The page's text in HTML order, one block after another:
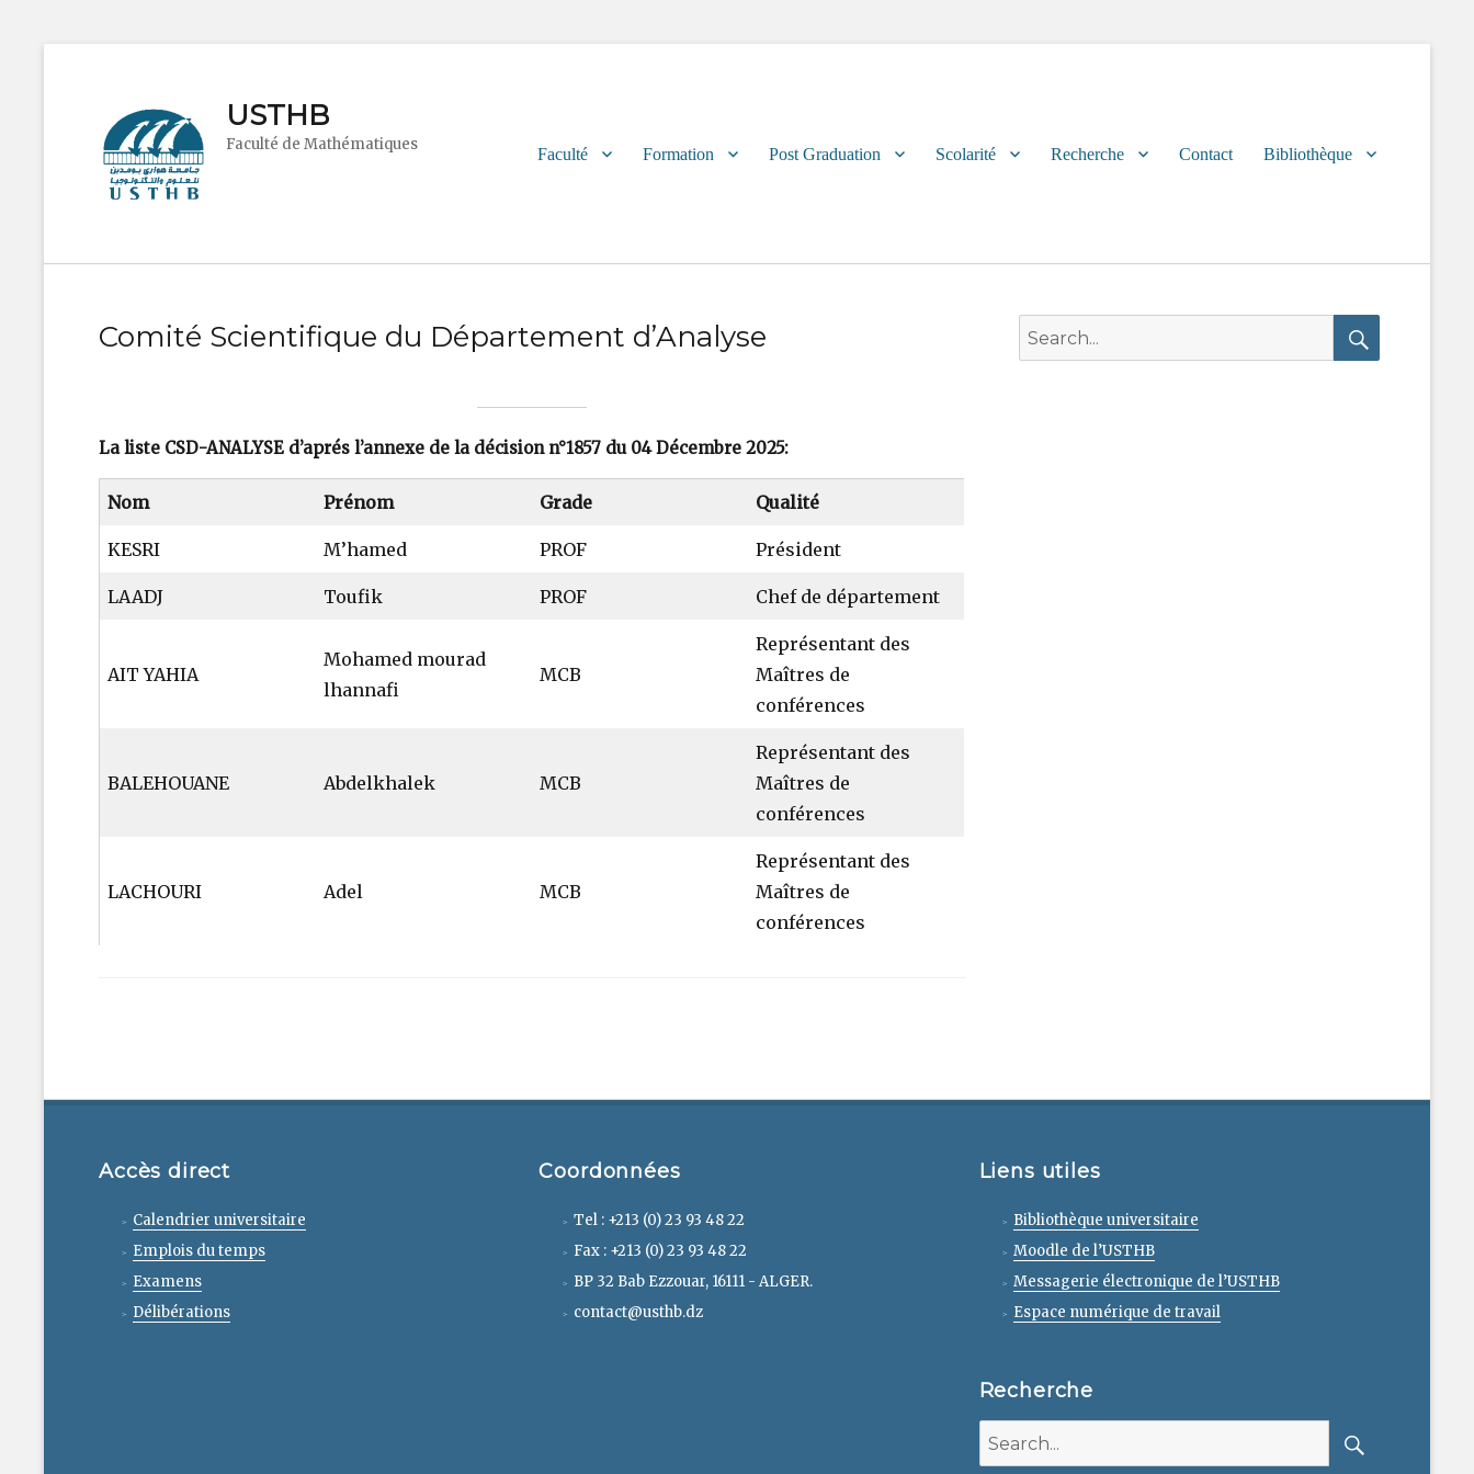
USTHB
Faculté de Mathématiques
Primary
Faculté Formation Post Graduation Scolarité Recherche Contact Bibliothèque
Comité Scientifique du Département d’Analyse
La liste CSD-ANALYSE d’aprés l’annexe de la décision n°1857 du 04 Décembre 2025:
Nom Prénom Grade Qualité
KESRI M’hamed PROF Président
LAADJ Toufik PROF Chef de département
AIT YAHIA
Mohamed mourad
lhannafi
MCB
Représentant des
Maîtres de
conférences
BALEHOUANE Abdelkhalek MCB
Représentant des
Maîtres de
conférences
LACHOURI Adel MCB
Représentant des
Maîtres de
conférences
for:
Accès direct
Calendrier universitaire
Emplois du temps
Examens
Délibérations
Coordonnées
Tel : +213 (0) 23 93 48 22
Fax : +213 (0) 23 93 48 22
BP 32 Bab Ezzouar, 16111 - ALGER.
contact@usthb.dz
Liens utiles
Bibliothèque universitaire
Moodle de l’USTHB
Messagerie électronique de l’USTHB
Espace numérique de travail
Recherche
for: